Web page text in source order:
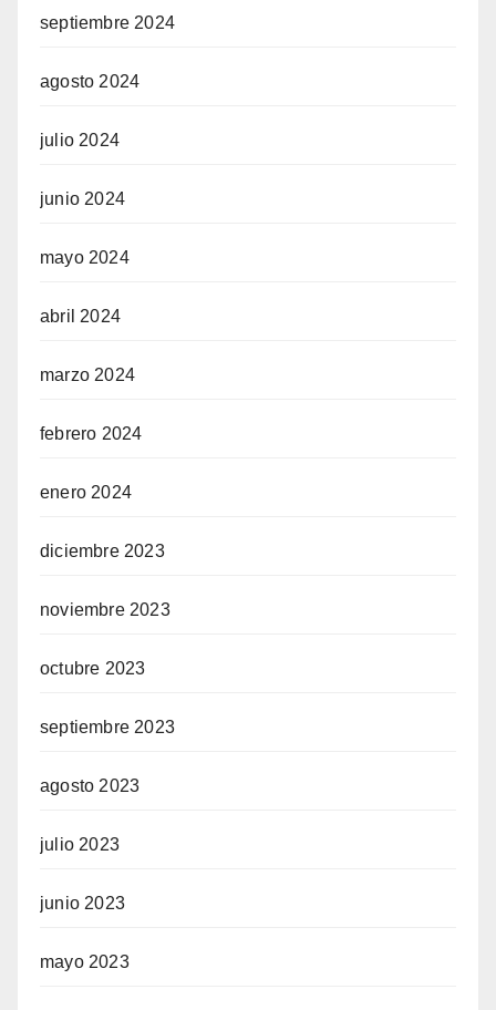
septiembre 2024
agosto 2024
julio 2024
junio 2024
mayo 2024
abril 2024
marzo 2024
febrero 2024
enero 2024
diciembre 2023
noviembre 2023
octubre 2023
septiembre 2023
agosto 2023
julio 2023
junio 2023
mayo 2023